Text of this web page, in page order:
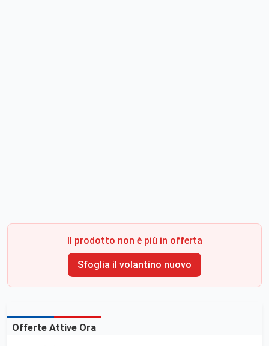
Il prodotto non è più in offerta
Sfoglia il volantino nuovo
Offerte Attive Ora